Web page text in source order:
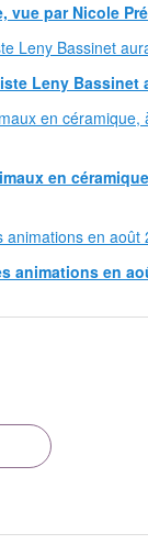
vue par Nicole
Leny Bassinet
en
animations en